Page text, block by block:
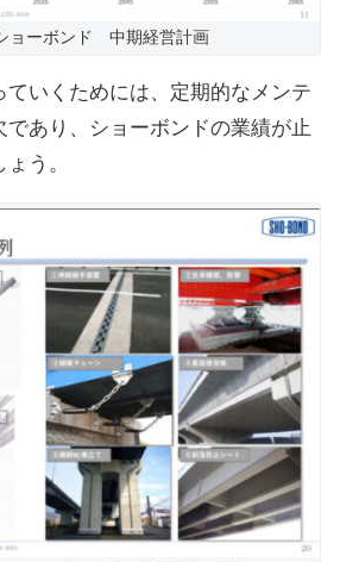
ーボンド 中期経営計画
ていくためには、定期的なメンテ
あり、ショーボンドの業績が止
う。